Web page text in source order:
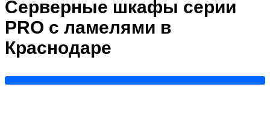
Серверные шкафы серии
PRO с ламелями в
Краснодаре